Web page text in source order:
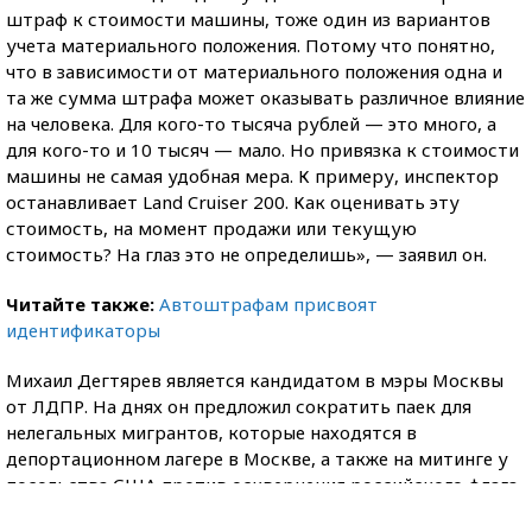
штраф к стоимости машины, тоже один из вариантов
учета материального положения. Потому что понятно,
что в зависимости от материального положения одна и
та же сумма штрафа может оказывать различное влияние
на человека. Для кого-то тысяча рублей — это много, а
для кого-то и 10 тысяч — мало. Но привязка к стоимости
машины не самая удобная мера. К примеру, инспектор
останавливает Land Cruiser 200. Как оценивать эту
стоимость, на момент продажи или текущую
стоимость? На глаз это не определишь», — заявил он.
Читайте также: Автоштрафам присвоят
идентификаторы
Михаил Дегтярев является кандидатом в мэры Москвы
от ЛДПР. На днях он предложил сократить паек для
нелегальных мигрантов, которые находятся в
депортационном лагере в Москве, а также на митинге у
посольства США против осквернения российского флага